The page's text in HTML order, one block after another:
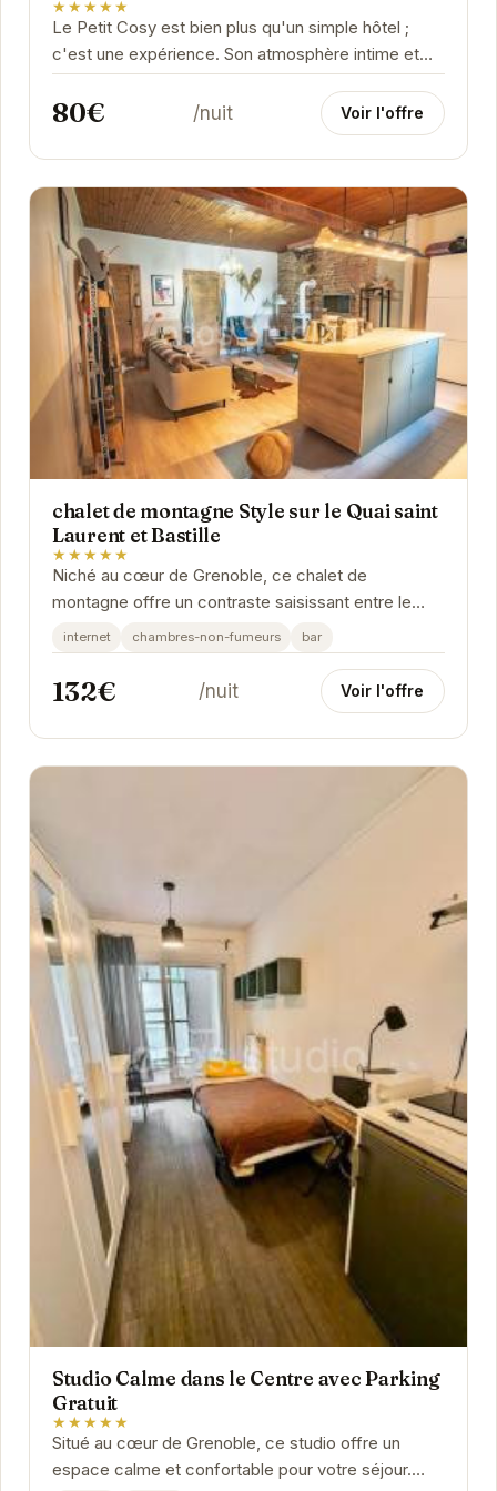
★★★★★
Le Petit Cosy est bien plus qu'un simple hôtel ;
c'est une expérience. Son atmosphère intime et
son décor soigné créent un sentiment de...
80€ /nuit Voir l'offre
chalet de montagne Style sur le Quai saint
Laurent et Bastille
★★★★★
Niché au cœur de Grenoble, ce chalet de
montagne offre un contraste saisissant entre le
charme rustique et le dynamisme urbain. Son
emplacement...
internet chambres-non-fumeurs bar
132€ /nuit Voir l'offre
Studio Calme dans le Centre avec Parking
Gratuit
★★★★★
Situé au cœur de Grenoble, ce studio offre un
espace calme et confortable pour votre séjour.